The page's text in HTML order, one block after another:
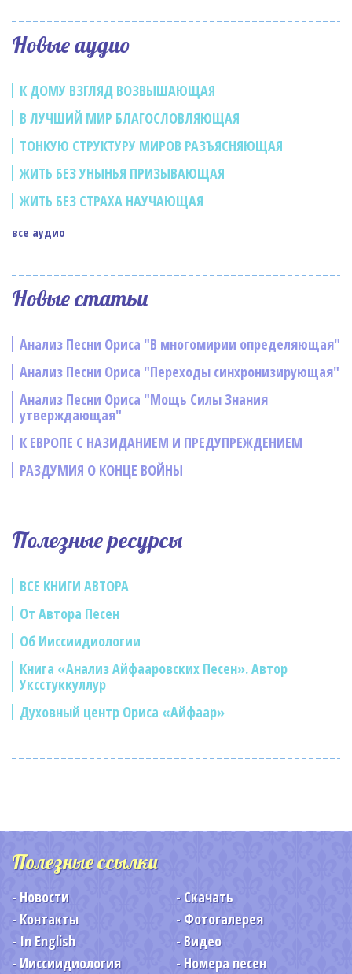
Новые аудио
К ДОМУ ВЗГЛЯД ВОЗВЫШАЮЩАЯ
В ЛУЧШИЙ МИР БЛАГОСЛОВЛЯЮЩАЯ
ТОНКУЮ СТРУКТУРУ МИРОВ РАЗЪЯСНЯЮЩАЯ
ЖИТЬ БЕЗ УНЫНЬЯ ПРИЗЫВАЮЩАЯ
ЖИТЬ БЕЗ СТРАХА НАУЧАЮЩАЯ
все аудио
Новые статьи
Анализ Песни Ориса "В многомирии определяющая"
Анализ Песни Ориса "Переходы синхронизирующая"
Анализ Песни Ориса "Мощь Силы Знания
утверждающая"
К ЕВРОПЕ С НАЗИДАНИЕМ И ПРЕДУПРЕЖДЕНИЕМ
РАЗДУМИЯ О КОНЦЕ ВОЙНЫ
Полезные ресурсы
ВСЕ КНИГИ АВТОРА
От Автора Песен
Об Ииссиидиологии
Книга «Анализ Айфааровских Песен». Автор
Уксстуккуллур
Духовный центр Ориса «Айфаар»
Полезные ссылки
Новости
Скачать
Контакты
Фотогалерея
In English
Видео
Ииссиидиология
Номера песен